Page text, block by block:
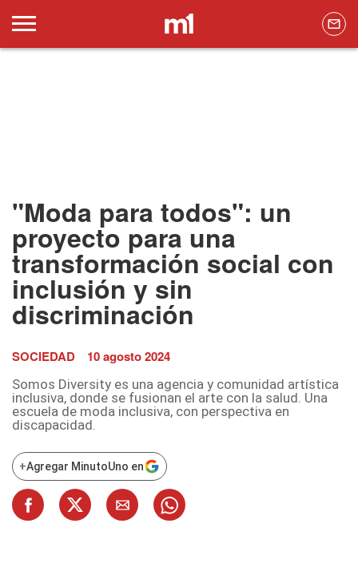
"Moda para todos": un
proyecto para una
transformación social con
inclusión y sin
discriminación
SOCIEDAD 10 agosto 2024
Somos Diversity es una agencia y comunidad artística
inclusiva, donde se fusionan el arte con la salud. Una
escuela de moda inclusiva, con perspectiva en
discapacidad.
+Agregar MinutoUno en